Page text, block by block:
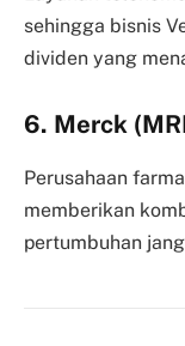
sehingga bisnis
dividen yang
6. Merck
Perusahaan
memberikan
pertumbuhan